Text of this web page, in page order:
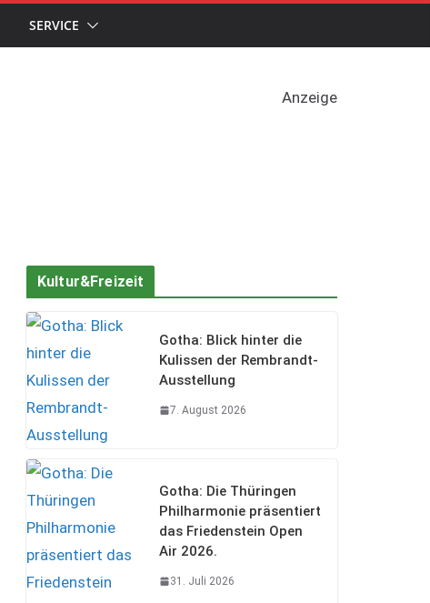
Anzeige
SERVICE
Kultur&Freizeit
Gotha: Blick hinter die
Kulissen der Rembrandt-
Ausstellung
7. August 2026
Gotha: Die Thüringen
Philharmonie präsentiert
das Friedenstein Open
Air 2026.
31. Juli 2026